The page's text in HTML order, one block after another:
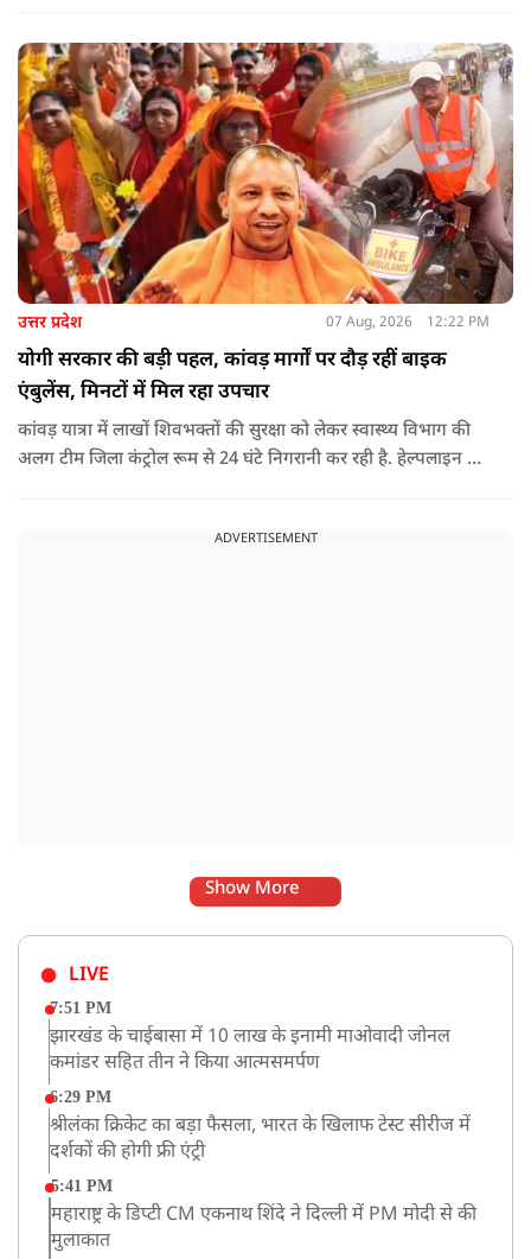
हस्तशिल्पियों को उठाना पड़ा.
उत्तर प्रदेश 07 Aug, 2026 12:22 PM
योगी सरकार की बड़ी पहल, कांवड़ मार्गों पर दौड़ रहीं बाइक
एंबुलेंस, मिनटों में मिल रहा उपचार
कांवड़ यात्रा में लाखों शिवभक्तों की सुरक्षा को लेकर स्वास्थ्य विभाग की
अलग टीम जिला कंट्रोल रूम से 24 घंटे निगरानी कर रही है. हेल्पलाइन पर
ADVERTISEMENT
Show More
LIVE
7:51 PM
झारखंड के चाईबासा में 10 लाख के इनामी माओवादी जोनल
कमांडर सहित तीन ने किया आत्मसमर्पण
6:29 PM
श्रीलंका क्रिकेट का बड़ा फैसला, भारत के खिलाफ टेस्ट सीरीज में
दर्शकों की होगी फ्री एंट्री
5:41 PM
महाराष्ट्र के डिप्टी CM एकनाथ शिंदे ने दिल्ली में PM मोदी से की
मुलाकात